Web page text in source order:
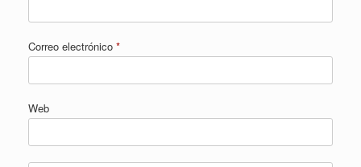
Correo electrónico *
Web